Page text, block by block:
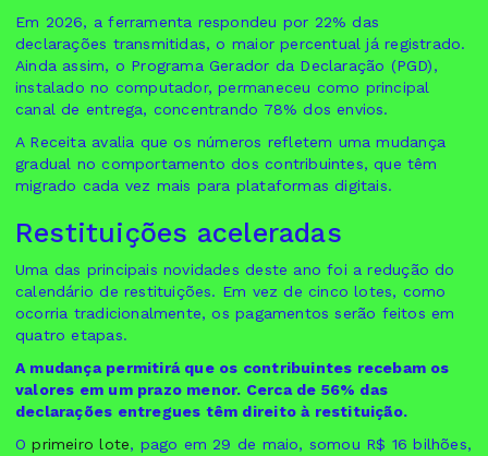
Em 2026, a ferramenta respondeu por 22% das
declarações transmitidas, o maior percentual já registrado.
Ainda assim, o Programa Gerador da Declaração (PGD),
instalado no computador, permaneceu como principal
canal de entrega, concentrando 78% dos envios.
A Receita avalia que os números refletem uma mudança
gradual no comportamento dos contribuintes, que têm
migrado cada vez mais para plataformas digitais.
Restituições aceleradas
Uma das principais novidades deste ano foi a redução do
calendário de restituições. Em vez de cinco lotes, como
ocorria tradicionalmente, os pagamentos serão feitos em
quatro etapas.
A mudança permitirá que os contribuintes recebam os
valores em um prazo menor. Cerca de 56% das
declarações entregues têm direito à restituição.
Oprimeiro lote, pago em 29 de maio, somou R$ 16 bilhões,